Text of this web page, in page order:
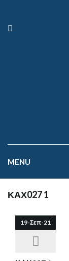
MENU
ΚΑΧ027 1
19-Σεπ-21